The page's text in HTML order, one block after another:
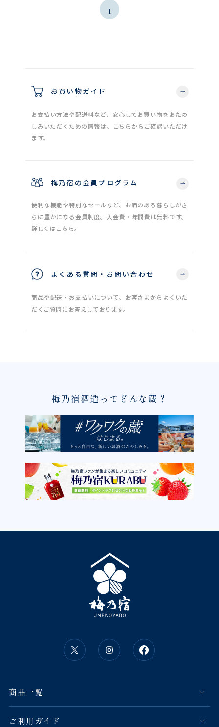
1
お買い物ガイド
お支払い方法や配送料など、安心してお買い物をおたの
しみいただくための情報は、こちらからご確認いただけ
ます。
梅乃宿の会員プログラム
便利な機能や特別なセールなど、お酒のある暮らしがさ
らに豊かになる会員制度。入会費・年間費は無料です。
詳しくはこちら。
よくある質問・お問い合わせ
商品や配送・お支払いについて、お客さまからよくいた
だくご質問にお答えしております。
梅乃宿酒造ってどんな蔵？
商品一覧
ご利用ガイド